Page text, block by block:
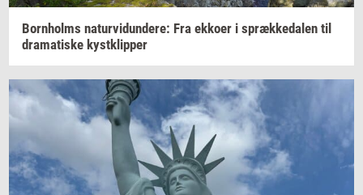
Born­holms na­tur­vi­dun­de­re: Fra ek­ko­er i spræk­ke­da­len til
dra­ma­ti­ske kyst­klip­per